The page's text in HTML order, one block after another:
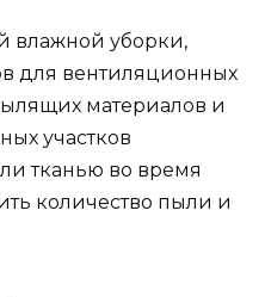
влажной уборки,
для вентиляционных
материалов и
участков
тканью во время
количество пыли и